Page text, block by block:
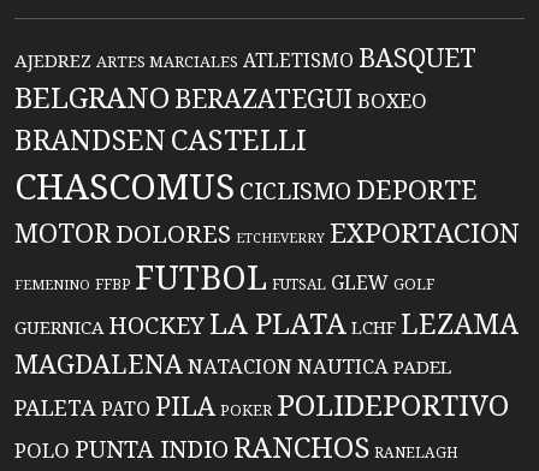
AJEDREZ ARTES MARCIALES ATLETISMO BASQUET
BELGRANO BERAZATEGUIBOXEO
BRANDSENCASTELLI
CHASCOMUS CICLISMO DEPORTE
MOTORDOLORES ETCHEVERRY EXPORTACION
FEMENINO FFBP FUTBOL FUTSAL GLEW GOLF
GUERNICA HOCKEYLA PLATA LCHF LEZAMA
MAGDALENANATACIONNAUTICA PADEL
PALETAPATO PILA POKER POLIDEPORTIVO
POLO PUNTA INDIO RANCHOS RANELAGH